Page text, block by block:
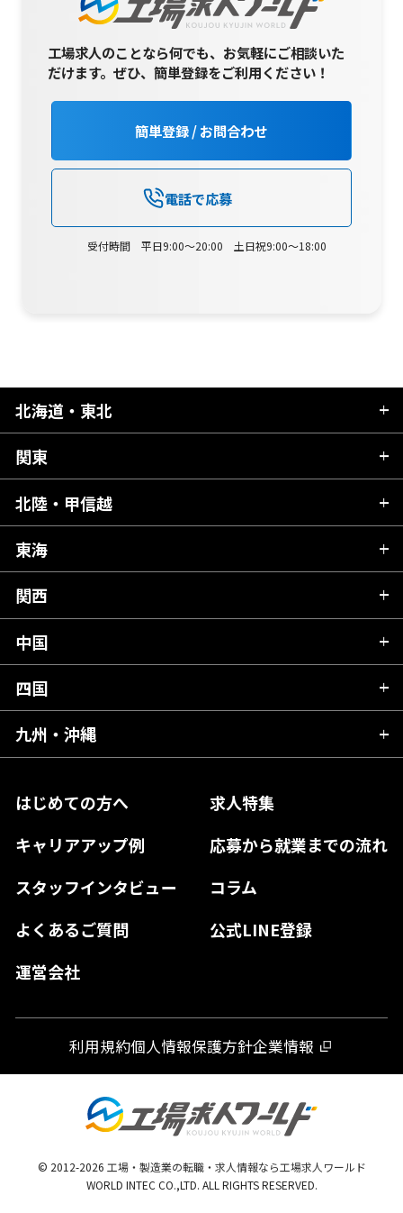
工場求人のことなら何でも、お気軽にご相談いた
だけます。ぜひ、簡単登録をご利用ください！
簡単登録 / お問合わせ
電話で応募
受付時間 平日9:00～20:00 土日祝9:00～18:00
はじめての方へ
求人特集
キャリアアップ例
応募から就業までの流れ
スタッフインタビュー
コラム
よくあるご質問
公式LINE登録
運営会社
北海道・東北
北海道
青森県
秋田県
岩手県
宮城県
福島県
関東
茨城県
栃木県
群馬県
千葉県
東京都
神奈川県
北陸・甲信越
新潟県
富山県
石川県
山梨県
長野県
東海
岐阜県
静岡県
愛知県
関西
滋賀県
京都府
大阪府
奈良県
和歌山県
中国
広島県
岡山県
島根県
山口県
四国
愛媛県
高知県
徳島県
九州・沖縄
熊本県
宮崎県
鹿児島県
利用規約個人情報保護方針企業情報
© 2012-2026 工場・製造業の転職・求人情報なら工場求人ワールド
WORLD INTEC CO.,LTD. ALL RIGHTS RESERVED.